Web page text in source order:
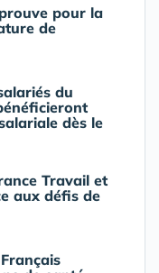
pour la
de
du
dès le
Travail et
aux défis de